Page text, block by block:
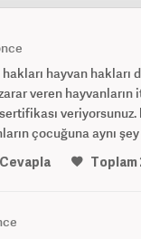
hayvan hakları
veren hayvanların
çocuğuna aynı
Cevapla Toplam